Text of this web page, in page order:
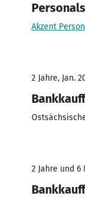
Akzent
2 Jahre, Jan.
2 Jahre und 6